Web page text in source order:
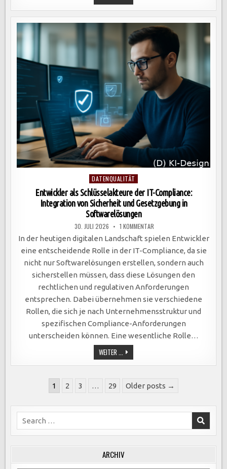
TRANSFORMATION
IM
MITTELSTAND:
SCHRITTE
ANALYSE,
VISION
UND
STRATEGISCHEN
PLANUNG
FÜR
NACHHALTIGEN
ERFOLG
Posted
in
DATENQUALITÄT
Entwickler als Schlüsselakteure der IT-Compliance:
Integration von Sicherheit und Gesetzgebung in
Softwarelösungen
30. JULI 2026 1 KOMMENTAR
ALS
SCHLÜSSELAKTEURE
DER
IT-
COMPLIANCE:
INTEGRATION
VON
SICHERHEIT
UND
GESETZGEBUNG
IN
SOFTWARELÖSUNGEN
In der heutigen digitalen Landschaft spielen Entwickler
eine entscheidende Rolle in der IT-Compliance, da sie
nicht nur Softwarelösungen erstellen, sondern auch
sicherstellen müssen, dass diese Lösungen den
rechtlichen und regulativen Anforderungen
entsprechen. Dabei übernehmen sie verschiedene
Rollen, die sich je nach Unternehmensstruktur und
spezifischen Compliance-Anforderungen
unterscheiden können. Eine wesentliche Rolle…
WEITER ... ENTWICKLER
ALS
SCHLÜSSELAKTEURE
COMPLIANCE:
INTEGRATION
SICHERHEIT
UND
SOFTWARELÖSUNGEN
Seitennummerierung
Beiträge
1 2 3 … 29 Older posts →
Search
for:
ARCHIV